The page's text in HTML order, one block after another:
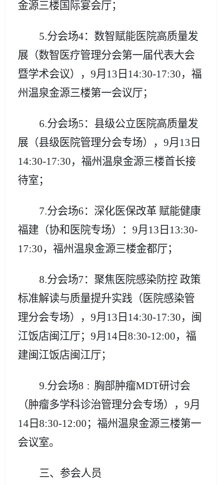
金源三楼国际宴会厅；
5.分会场4： 数智赋能医院高质量发
展（数智医疗管理分会第一届代表大会
暨学术会议） ， 9月13日14:30-17:30，福
州温泉金源三楼第一会议厅；
6.分会场5：县级公立医院高质量发
展（县级医院管理分会专场），9月13日
14:30-17:30，福州温泉金源三楼首长接
待室；
7.分会场6：深化医保改革 赋能健康
福建 （协和医院专场） ： 9月13日13:30-
17:30，福州温泉金源三楼金都厅；
8.分会场7：聚焦医院感染防控 政策
标准解读与质量提升实践 （ 医院感染管
理分会专场） ， 9月13日14:30-17:30，闽
江饭店闽江厅；9月14日8:30-12:00， 福
建闽江饭店闽江厅；
9.分会场8 ： 胸部肿瘤MDT研讨会
（肿瘤多学科诊治管理分会专场）， 9月
14日8:30-12:00；福州温泉金源三楼第一
会议室。
三、参会人员